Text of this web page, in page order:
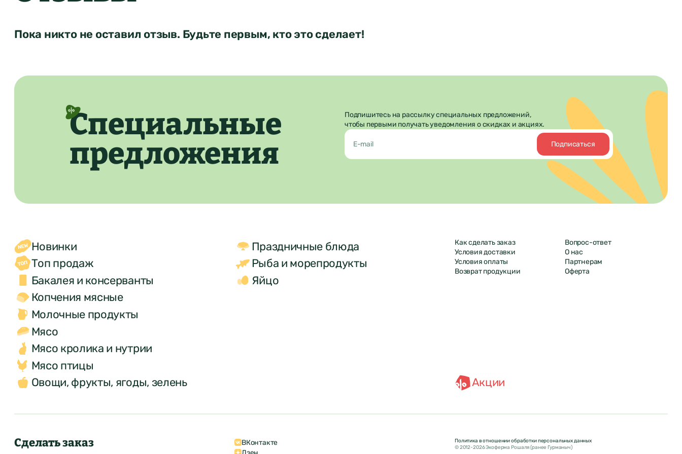
Пока никто не оставил отзыв. Будьте первым, кто это сделает!
Специальные
предложения
Подпишитесь на рассылку специальных предложений,
чтобы первыми получать уведомления о скидках и акциях.
Подписаться
Новинки
Топ продаж
Бакалея и консерванты
Копчения мясные
Молочные продукты
Мясо
Мясо кролика и нутрии
Мясо птицы
Овощи, фрукты, ягоды, зелень
Праздничные блюда
Рыба и морепродукты
Яйцо
Как сделать заказ
Условия доставки
Условия оплаты
Возврат продукции
Акции
Вопрос-ответ
О нас
Партнерам
Оферта
Сделать заказ
ВКонтакте
Политика в отношении обработки персональных данных
© 2012-2026 Экоферма Рошаля (ранее Гурманыч)